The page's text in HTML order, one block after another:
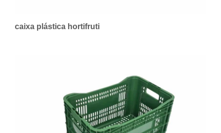
caixa plástica hortifruti